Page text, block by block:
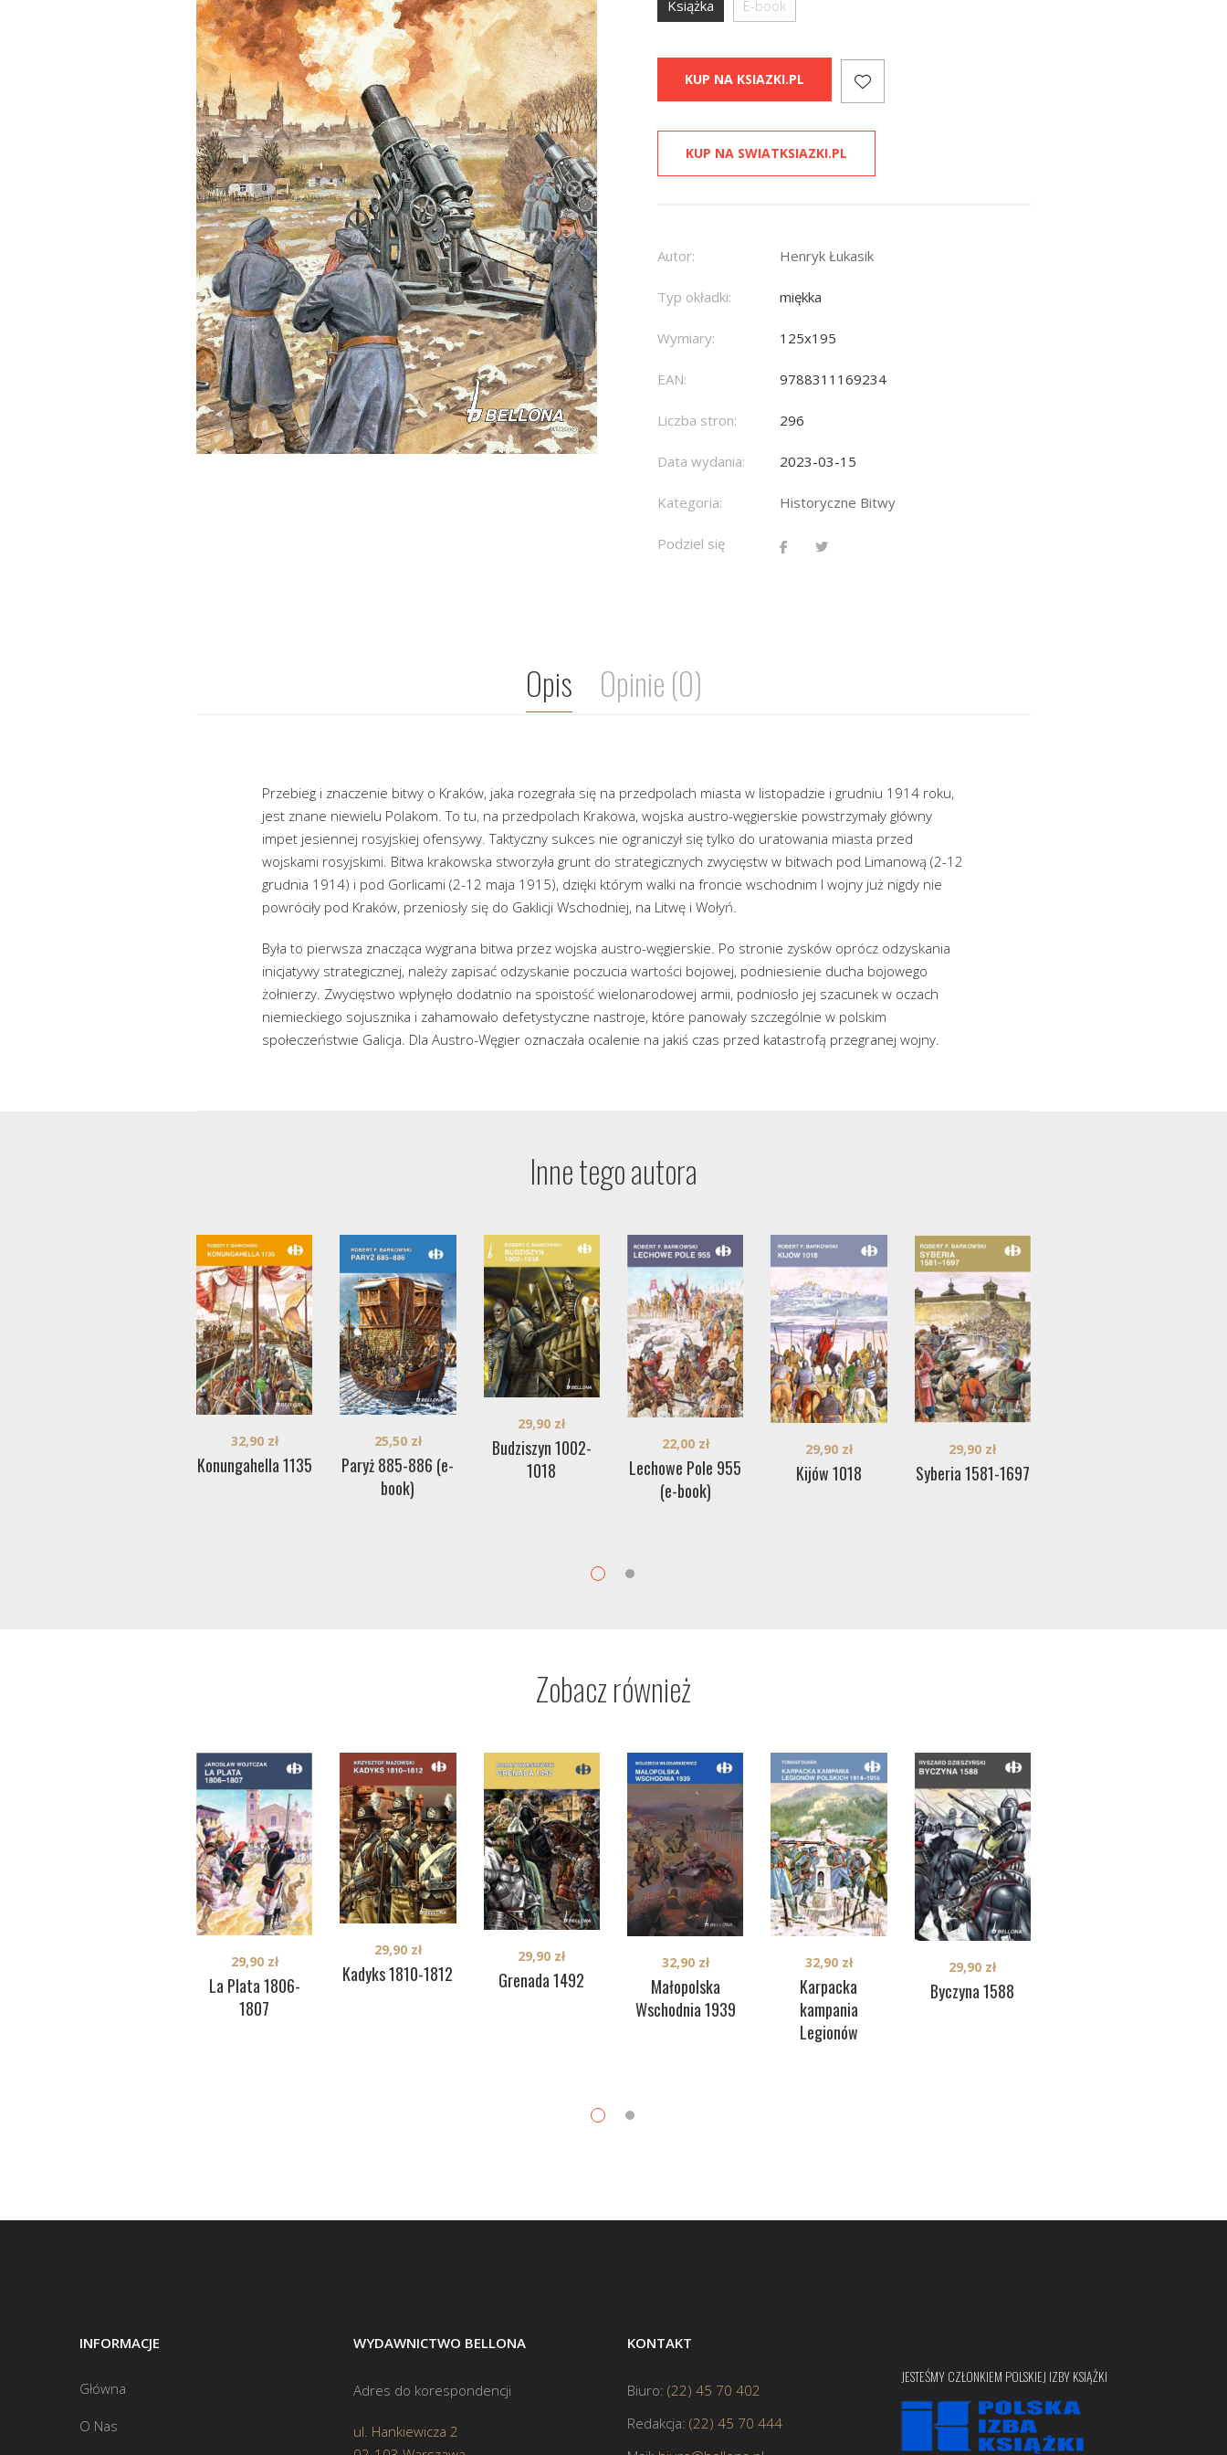
Książka E-book
KUP NA KSIAZKI.PL
KUP NA SWIATKSIAZKI.PL
Autor: Henryk Łukasik
Typ okładki: miękka
Wymiary: 125x195
EAN: 9788311169234
Liczba stron: 296
Data wydania: 2023-03-15
Kategoria: Historyczne Bitwy
Podziel się
Opis Opinie (0)
Przebieg i znaczenie bitwy o Kraków, jaka rozegrała się na przedpolach miasta w listopadzie i grudniu 1914 roku,
jest znane niewielu Polakom. To tu, na przedpolach Krakowa, wojska austro-węgierskie powstrzymały główny
impet jesiennej rosyjskiej ofensywy. Taktyczny sukces nie ograniczył się tylko do uratowania miasta przed
wojskami rosyjskimi. Bitwa krakowska stworzyła grunt do strategicznych zwycięstw w bitwach pod Limanową (2-12
grudnia 1914) i pod Gorlicami (2-12 maja 1915), dzięki którym walki na froncie wschodnim I wojny już nigdy nie
powróciły pod Kraków, przeniosły się do Gaklicji Wschodniej, na Litwę i Wołyń.
Była to pierwsza znacząca wygrana bitwa przez wojska austro-węgierskie. Po stronie zysków oprócz odzyskania
inicjatywy strategicznej, należy zapisać odzyskanie poczucia wartości bojowej, podniesienie ducha bojowego
żołnierzy. Zwycięstwo wpłynęło dodatnio na spoistość wielonarodowej armii, podniosło jej szacunek w oczach
niemieckiego sojusznika i zahamowało defetystyczne nastroje, które panowały szczególnie w polskim
społeczeństwie Galicja. Dla Austro-Węgier oznaczała ocalenie na jakiś czas przed katastrofą przegranej wojny.
Inne tego autora
Konungahella 1135
32,90 zł
Paryż 885-886 (e-
book)
25,50 zł
Budziszyn 1002-
1018
29,90 zł
Lechowe Pole 955
(e-book)
22,00 zł
Kijów 1018
29,90 zł
Syberia 1581-1697
29,90 zł
Zobacz również
La Plata 1806-
1807
29,90 zł
Kadyks 1810-1812
29,90 zł
Grenada 1492
29,90 zł
Małopolska
Wschodnia 1939
32,90 zł
Karpacka
kampania
Legionów
32,90 zł
Byczyna 1588
29,90 zł
INFORMACJE
Główna
O Nas
WYDAWNICTWO BELLONA
Adres do korespondencji
ul. Hankiewicza 2
KONTAKT
Biuro: (22) 45 70 402
Redakcja: (22) 45 70 444
JESTEŚMY CZŁONKIEM POLSKIEJ IZBY KSIĄŻKI